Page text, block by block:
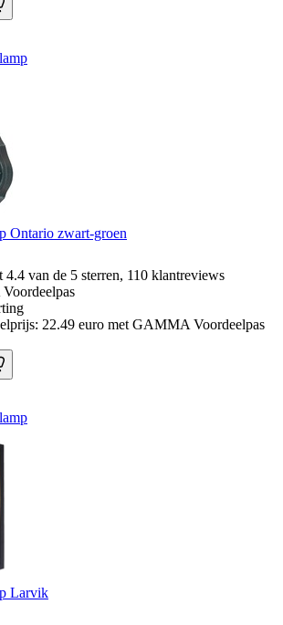
Ontario zwart-groen
4.4 van de 5 sterren, 110 klantreviews
22.49 euro met GAMMA Voordeelpas
Larvik